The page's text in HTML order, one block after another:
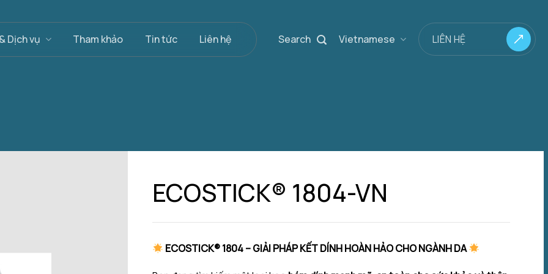
Dịch vụ Tham khảo Tin tức Liên hệ Search Vietnamese LIÊN HỆ
ECOSTICK® 1804-VN
ECOSTICK® 1804 – GIẢI PHÁP KẾT DÍNH HOÀN HẢO CHO NGÀNH DA